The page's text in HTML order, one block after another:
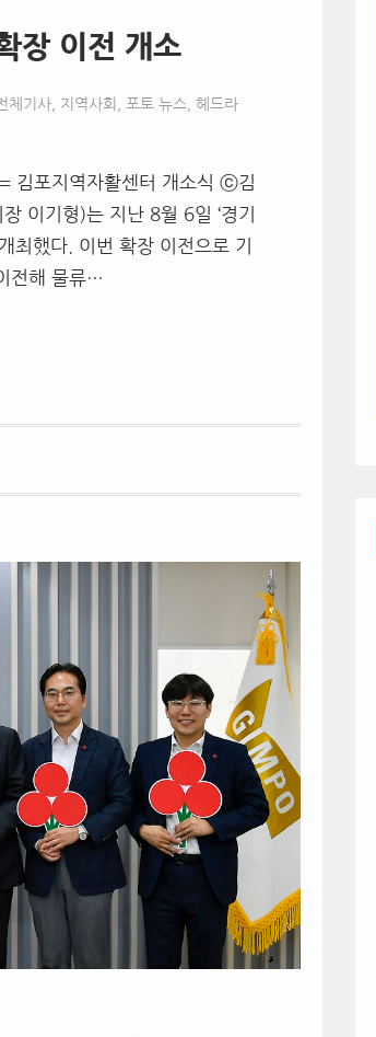
장 이전 개소
체기사 지역사회 포토 뉴스 헤드라
김포지역자활센터 개소식 ⓒ김
이기형)는 지난 8월 6일 ‘경기
최했다. 이번 확장 이전으로 기
전해 물류…